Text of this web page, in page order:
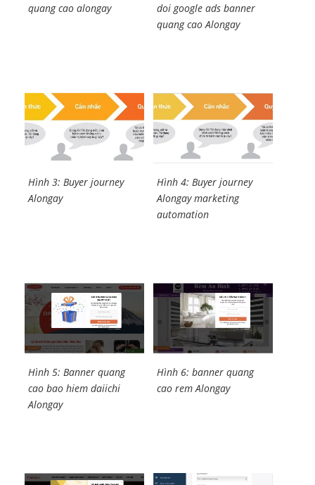
quang cao alongay
doi google ads banner
quang cao Alongay
Hình 3: Buyer journey
Alongay
Hình 4: Buyer journey
Alongay marketing
automation
Hình 5: Banner quang
cao bao hiem daiichi
Alongay
Hình 6: banner quang
cao rem Alongay